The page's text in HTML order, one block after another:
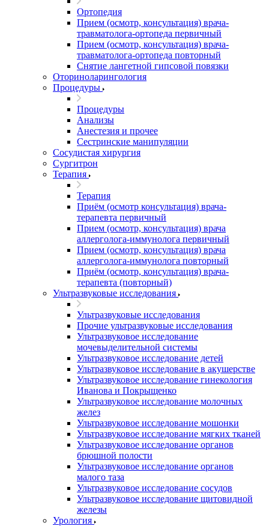
Ортопедия
Прием (осмотр, консультация) врача-
травматолога-ортопеда первичный
Прием (осмотр, консультация) врача-
травматолога-ортопеда повторный
Снятие лангетной гипсовой повязки
Оториноларингология
Процедуры
Процедуры
Анализы
Анестезия и прочее
Сестринские манипуляции
Сосудистая хирургия
Сургитрон
Терапия
Терапия
Приём (осмотр консультация) врача-
терапевта первичный
Прием (осмотр, консультация) врача
аллерголога-иммунолога первичный
Прием (осмотр, консультация) врача
аллерголога-иммунолога повторный
Приём (осмотр, консультация) врача-
терапевта (повторный)
Ультразвуковые исследования
Ультразвуковые исследования
Прочие ультразвуковые исследования
Ультразвуковое исследование
мочевыделительной системы
Ультразвуковое исследование детей
Ультразвуковое исследование в акушерстве
Ультразвуковое исследование гинекология
Иванова и Покрыщенко
Ультразвуковое исследование молочных
желез
Ультразвуковое исследование мошонки
Ультразвуковое исследование мягких тканей
Ультразвуковое исследование органов
брюшной полости
Ультразвуковое исследование органов
малого таза
Ультразвуковое исследование сосудов
Ультразвуковое исследование щитовидной
железы
Урология